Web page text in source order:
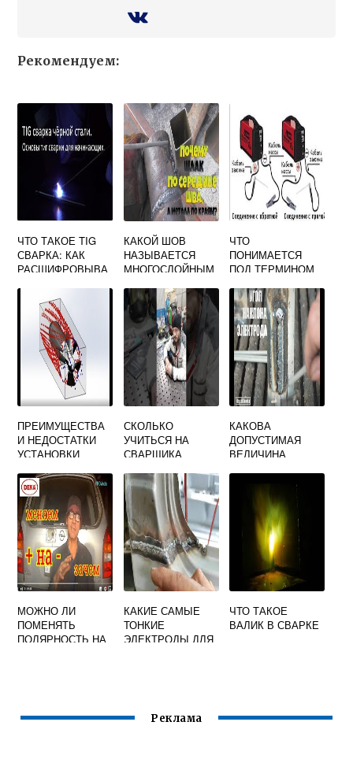
Рекомендуем:
ЧТО ТАКОЕ TIG
СВАРКА: КАК
РАСШИФРОВЫВА
ТЕХНОЛОГИЯ
КАКОЙ ШОВ
НАЗЫВАЕТСЯ
МНОГОСЛОЙНЫМ
ЧТО
ПОНИМАЕТСЯ
ПОД ТЕРМИНОМ
НЫЕ УСТАНОВКИ
СОГЛАСНО
ПРАВИЛАМ
ТЕХНИЧЕСКОЙ
ЭКСПЛУАТАЦИИ
ЭЛ
ПРЕИМУЩЕСТВА
И НЕДОСТАТКИ
УСТАНОВКИ
ВЕНТИЛЯТОРОВ В
ПРОМЫШЛЕННОС
ТИ
СКОЛЬКО
УЧИТЬСЯ НА
СВАРЩИКА
КАКОВА
ДОПУСТИМАЯ
ВЕЛИЧИНА
УГЛОВОГО ШВА
ПРИ СВАРКЕ
ТРУБ В
ПОТОЛОЧНОМ
ПОЛОЖЕНИИ
МОЖНО ЛИ
ПОМЕНЯТЬ
ПОЛЯРНОСТЬ НА
КАКИЕ САМЫЕ
ТОНКИЕ
ЭЛЕКТРОДЫ ДЛЯ
ЧТО ТАКОЕ
ВАЛИК В СВАРКЕ
Реклама